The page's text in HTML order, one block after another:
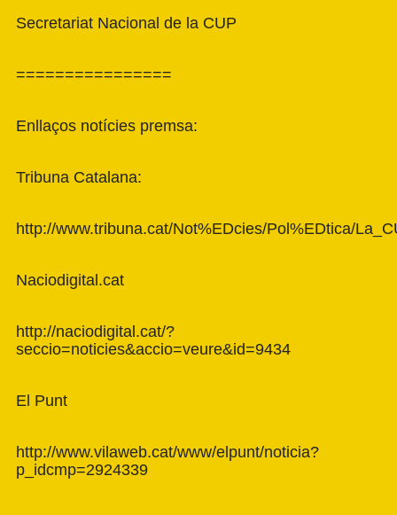
Secretariat Nacional de la CUP
================
Enllaços notícies premsa:
Tribuna Catalana:
http://www.tribuna.cat/Not%EDcies/Pol%EDtica/
Naciodigital.cat
http://naciodigital.cat/?
seccio=noticies&accio=veure&id=9434
El Punt
http://www.vilaweb.cat/www/elpunt/noticia?
p_idcmp=2924339